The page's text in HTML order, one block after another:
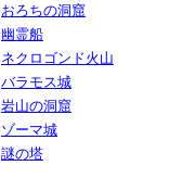
おろちの洞窟
幽霊船
ネクロゴンド火山
バラモス城
岩山の洞窟
ゾーマ城
謎の塔